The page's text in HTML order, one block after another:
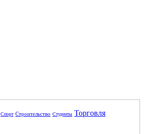
Спорт Строительство Студенты Торговля